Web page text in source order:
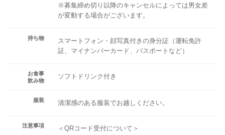
※募集締め切り以降のキャンセルによっては男女差
が変動する場合がございます。
持ち物
スマートフォン・顔写真付きの身分証（運転免許
証、マイナンバーカード、パスポートなど）
お食事
飲み物
ソフトドリンク付き
服装 清潔感のある服装でお越しください。
注意事項
＜QRコード受付について＞